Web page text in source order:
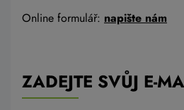
Online formulář: napište nám
ZADEJTE SVŮJ E-